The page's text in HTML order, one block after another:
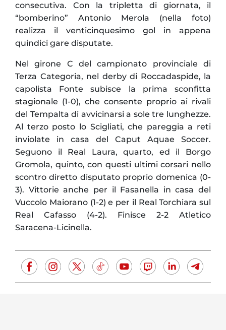
consecutiva. Con la tripletta di giornata, il
“bomberino” Antonio Merola (nella foto)
realizza il venticinquesimo gol in appena
quindici gare disputate.
Nel girone C del campionato provinciale di
Terza Categoria, nel derby di Roccadaspide, la
capolista Fonte subisce la prima sconfitta
stagionale (1-0), che consente proprio ai rivali
del Tempalta di avvicinarsi a sole tre lunghezze.
Al terzo posto lo Scigliati, che pareggia a reti
inviolate in casa del Caput Aquae Soccer.
Seguono il Real Laura, quarto, ed il Borgo
Gromola, quinto, con questi ultimi corsari nello
scontro diretto disputato proprio domenica (0-
3). Vittorie anche per il Fasanella in casa del
Vuccolo Maiorano (1-2) e per il Real Torchiara sul
Real Cafasso (4-2). Finisce 2-2 Atletico
Saracena-Licinella.